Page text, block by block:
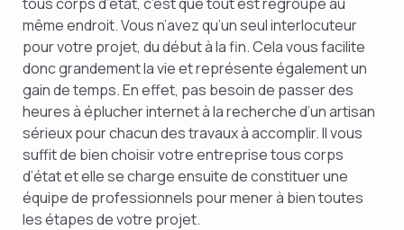
même endroit. Vous n’avez qu’un seul interlocuteur
pour votre projet, du début à la fin. Cela vous facilite
donc grandement la vie et représente également un
gain de temps. En effet, pas besoin de passer des
heures à éplucher internet à la recherche d’un artisan
sérieux pour chacun des travaux à accomplir. Il vous
suffit de bien choisir votre entreprise tous corps
d’état et elle se charge ensuite de constituer une
équipe de professionnels pour mener à bien toutes
les étapes de votre projet.